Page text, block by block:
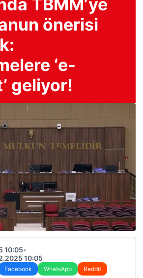
TBMM’ye
önerisi
‘e-
geliyor!
10:05•
10:05
Facebook WhatsApp
Reddit